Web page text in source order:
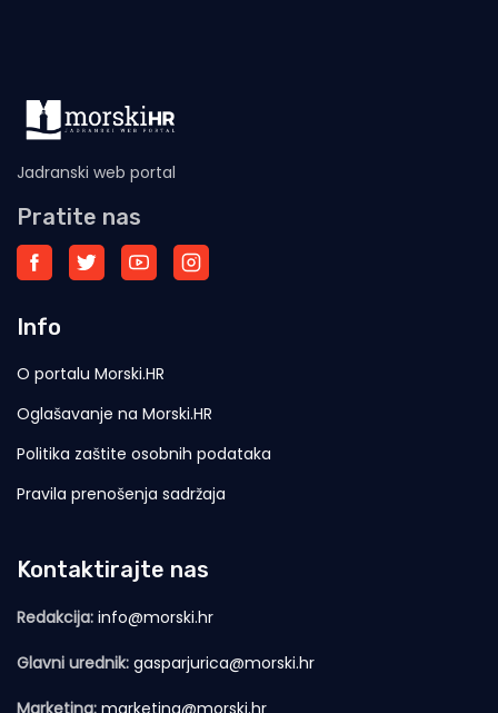
Jadranski web portal
Pratite nas
Info
O portalu Morski.HR
Oglašavanje na Morski.HR
Politika zaštite osobnih podataka
Pravila prenošenja sadržaja
Kontaktirajte nas
Redakcija: info@morski.hr
Glavni urednik: gasparjurica@morski.hr
Marketing: marketing@morski.hr